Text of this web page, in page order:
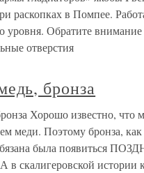
раскопках в Помпее.
уровня. Обратите
отверстия
бронза
Хорошо известно, что
меди. Поэтому бронза, как
была появиться
в скалигеровской истории